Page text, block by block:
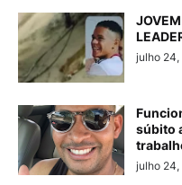
julho 24,
súbito
julho 24,